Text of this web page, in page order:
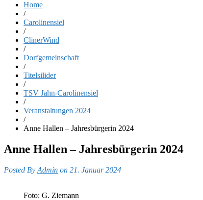
Home
/
Carolinensiel
/
ClinerWind
/
Dorfgemeinschaft
/
Titelsilider
/
TSV Jahn-Carolinensiel
/
Veranstaltungen 2024
/
Anne Hallen – Jahresbürgerin 2024
Anne Hallen – Jahresbürgerin 2024
Posted By Admin on 21. Januar 2024
Foto: G. Ziemann